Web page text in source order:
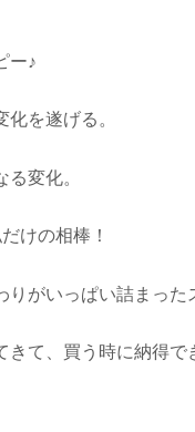
ー♪
を遂げる。
変化。
けの相棒！
がいっぱい詰まった
きて、買う時に納得